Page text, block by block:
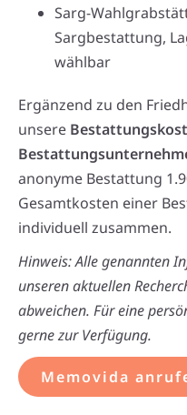
Sarg-
Sargbestattung,
wählbar
Ergänzend zu den
unsere
anonyme Bestattung
Gesamtkosten einer
individuell zusammen.
Hinweis: Alle genannten
unseren aktuellen
abweichen. Für eine
gerne zur Verfügung.
Memovida